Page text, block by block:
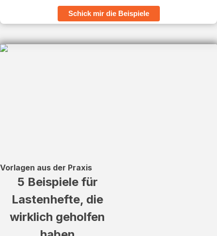
Schick mir die Beispiele
Vorlagen aus der Praxis
5 Beispiele für
Lastenhefte, die
wirklich geholfen